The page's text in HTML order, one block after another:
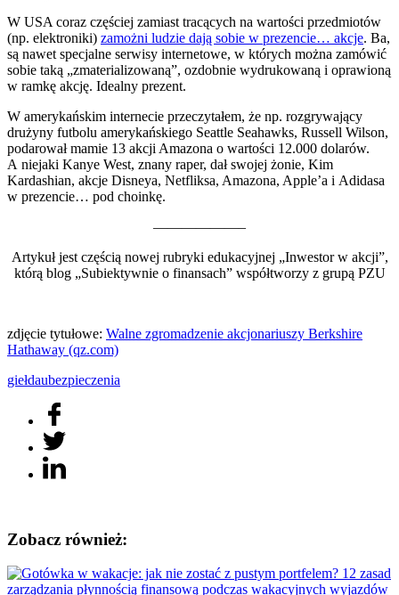
W USA coraz częściej zamiast tracących na wartości przedmiotów
(np. elektroniki) zamożni ludzie dają sobie w prezencie… akcje. Ba,
są nawet specjalne serwisy internetowe, w których można zamówić
sobie taką „zmaterializowaną”, ozdobnie wydrukowaną i oprawioną
w ramkę akcję. Idealny prezent.
W amerykańskim internecie przeczytałem, że np. rozgrywający
drużyny futbolu amerykańskiego Seattle Seahawks, Russell Wilson,
podarował mamie 13 akcji Amazona o wartości 12.000 dolarów.
A niejaki Kanye West, znany raper, dał swojej żonie, Kim
Kardashian, akcje Disneya, Netfliksa, Amazona, Apple’a i Adidasa
w prezencie… pod choinkę.
——————–
Artykuł jest częścią nowej rubryki edukacyjnej „Inwestor w akcji”,
którą blog „Subiektywnie o finansach” współtworzy z grupą PZU
zdjęcie tytułowe: Walne zgromadzenie akcjonariuszy Berkshire
Hathaway (qz.com)
giełdaubezpieczenia
Zobacz również: